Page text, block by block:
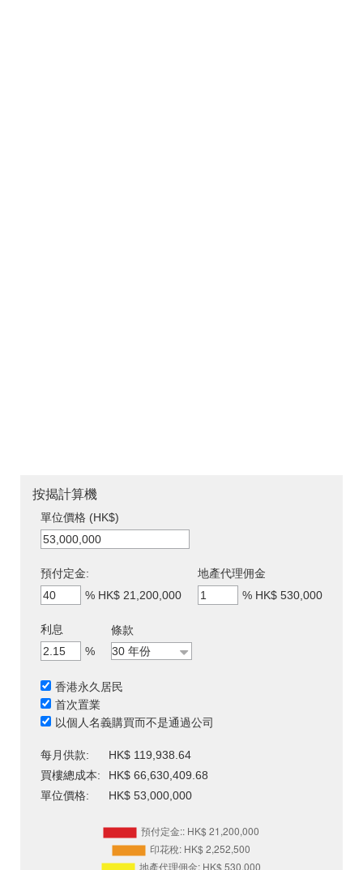
按揭計算機
單位價格 (HK$)
預付定金:
% HK$ 21,200,000
地產代理佣金
% HK$ 530,000
利息
%
條款
香港永久居民
首次置業
以個人名義購買而不是通過公司
每月供款:
HK$ 119,938.64
買樓總成本:
HK$ 66,630,409.68
單位價格:
HK$ 53,000,000